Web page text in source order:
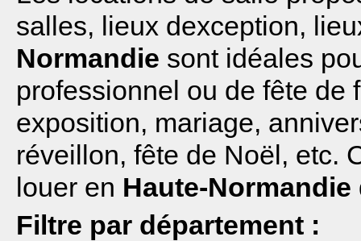
salles, lieux dexception,
Normandie sont idéales
professionnel ou de fête de
exposition, mariage,
réveillon, fête de Noël, etc.
louer en Haute-Normandie
Filtre par département :